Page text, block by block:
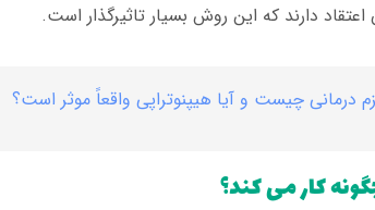
اعتقاد دارند که این روش بسیار تاثیرگذار است.
درمانی چیست و آیا هیپنوتراپی واقعاً موثر است؟
کار می کند؟